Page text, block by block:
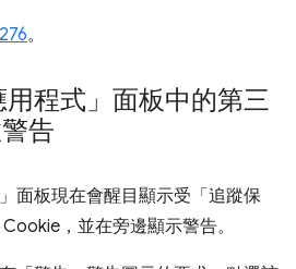
。
用程式」面板中的第三
告
面板現在會醒目顯示受「追蹤保
，並在旁邊顯示警告。